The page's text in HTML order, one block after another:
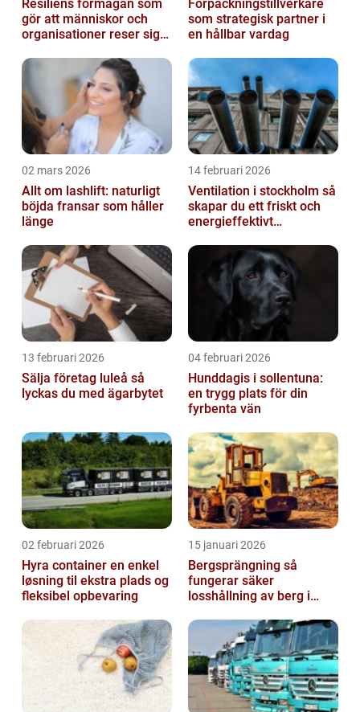
Resiliens förmågan som
gör att människor och
organisationer reser sig
Förpackningstillverkare
som strategisk partner i
en hållbar vardag
02 mars 2026
Allt om lashlift: naturligt
böjda fransar som håller
länge
14 februari 2026
Ventilation i stockholm så
skapar du ett friskt och
energieffektivt
13 februari 2026
Sälja företag luleå så
lyckas du med ägarbytet
04 februari 2026
Hunddagis i sollentuna:
en trygg plats för din
fyrbenta vän
02 februari 2026
Hyra container en enkel
løsning til ekstra plads og
fleksibel opbevaring
15 januari 2026
Bergsprängning så
fungerar säker
losshållning av berg i